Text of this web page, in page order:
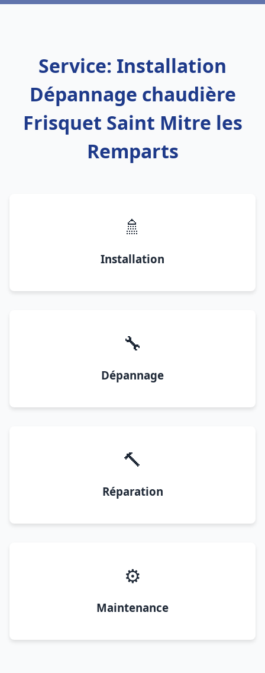
Service: Installation
Dépannage chaudière
Frisquet Saint Mitre les
Remparts
🚿
Installation
🔧
Dépannage
🔨
Réparation
⚙️
Maintenance